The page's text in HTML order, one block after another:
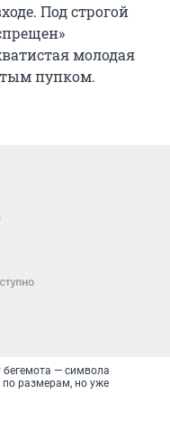
Под строгой
молодая
пупком.
бегемота — символа
размерам, но уже